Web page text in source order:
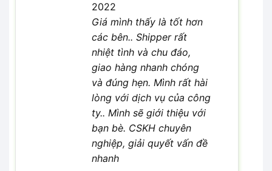
2022
Giá mình thấy là tốt hơn
các bên.. Shipper rất
nhiệt tình và chu đáo,
giao hàng nhanh chóng
và đúng hẹn. Mình rất hài
lòng với dịch vụ của công
ty.. Mình sẽ giới thiệu với
bạn bè. CSKH chuyên
nghiệp, giải quyết vấn đề
nhanh